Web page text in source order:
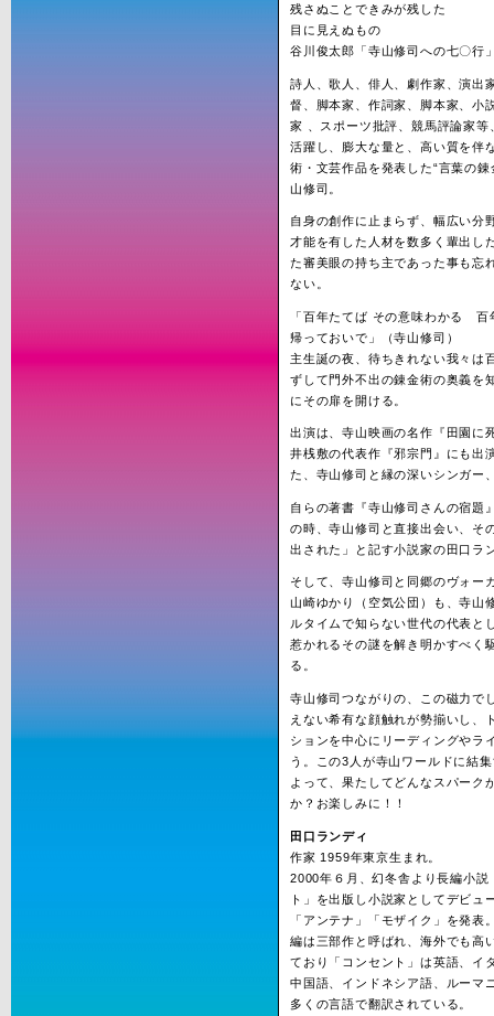
残さぬことできみが残した
目に見えぬもの
谷川俊太郎「寺山修司への七〇行
詩人、歌人、俳人、劇作家、演出
督、脚本家、作詞家、脚本家、小
家 、スポーツ批評、競馬評論家等
活躍し、膨大な量と、高い質を伴
術・文芸作品を発表した“言葉の錬
山修司。
自身の創作に止まらず、幅広い分
才能を有した人材を数多く輩出し
た審美眼の持ち主であった事も忘
ない。
「百年たてば その意味わかる 百
帰っておいで」（寺山修司）
主生誕の夜、待ちきれない我々は
ずして門外不出の錬金術の奥義を
にその扉を開ける。
出演は、寺山映画の名作『田園に
井桟敷の代表作『邪宗門』にも出
た、寺山修司と縁の深いシンガー
自らの著書『寺山修司さんの宿題
の時、寺山修司と直接出会い、そ
出された」と記す小説家の田口ラ
そして、寺山修司と同郷のヴォー
山崎ゆかり（空気公団）も、寺山
ルタイムで知らない世代の代表と
惹かれるその謎を解き明かすべく
る。
寺山修司つながりの、この磁力で
えない希有な顔触れが勢揃いし、
ションを中心にリーディングやラ
う。この3人が寺山ワールドに結
よって、果たしてどんなスパーク
か？お楽しみに！！
田口ランディ
作家 1959年東京生まれ。
2000年６月、幻冬舎より長編小説
ト」を出版し小説家としてデビュ
「アンテナ」「モザイク」を発表
編は三部作と呼ばれ、海外でも高
ており「コンセント」は英語、イ
中国語、インドネシア語、ルーマ
多くの言語で翻訳されている。